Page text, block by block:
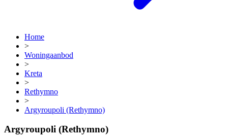
Home
>
Woningaanbod
>
Kreta
>
Rethymno
>
Argyroupoli (Rethymno)
Argyroupoli (Rethymno)